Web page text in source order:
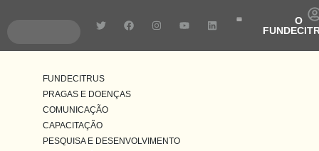
O
FUNDECITRUS
PRAGAS E DOENÇAS
COMUNICAÇÃO
CAPACITAÇÃO
PESQUISA E DESENVOLVIMENTO